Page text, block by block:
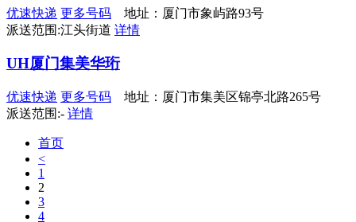
优速快递 更多号码 地址：厦门市象屿路93号
派送范围:江头街道 详情
UH厦门集美华珩
优速快递 更多号码 地址：厦门市集美区锦亭北路265号
派送范围:- 详情
首页
<
1
2
3
4